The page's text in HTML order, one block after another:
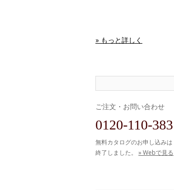
» もっと詳しく
ご注文・お問い合わせ
0120-110-383
無料カタログのお申し込みは
終了しました。 » Webで見る